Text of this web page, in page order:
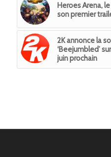
Heroes Arena,
son premier
2K annonce la
‘Beejumbled’
juin prochain